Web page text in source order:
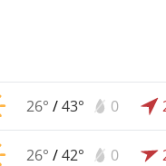
26° /43° 0
26° /42° 0